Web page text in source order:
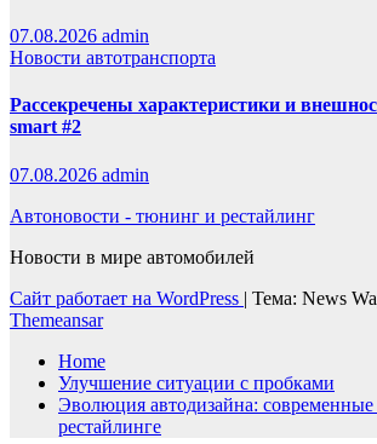
07.08.2026 admin
Новости автотранспорта
Рассекречены характеристики и
smart #2
07.08.2026 admin
Автоновости - тюнинг и рестайлинг
Новости в мире автомобилей
Сайт работает на WordPress | Тема: News
Themeansar
Home
Улучшение ситуации с пробками
Эволюция автодизайна:
рестайлинге